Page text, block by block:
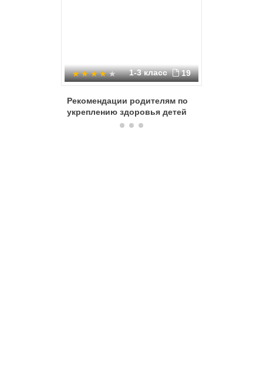
1-3 класс 19
Рекомендации родителям по
укреплению здоровья детей